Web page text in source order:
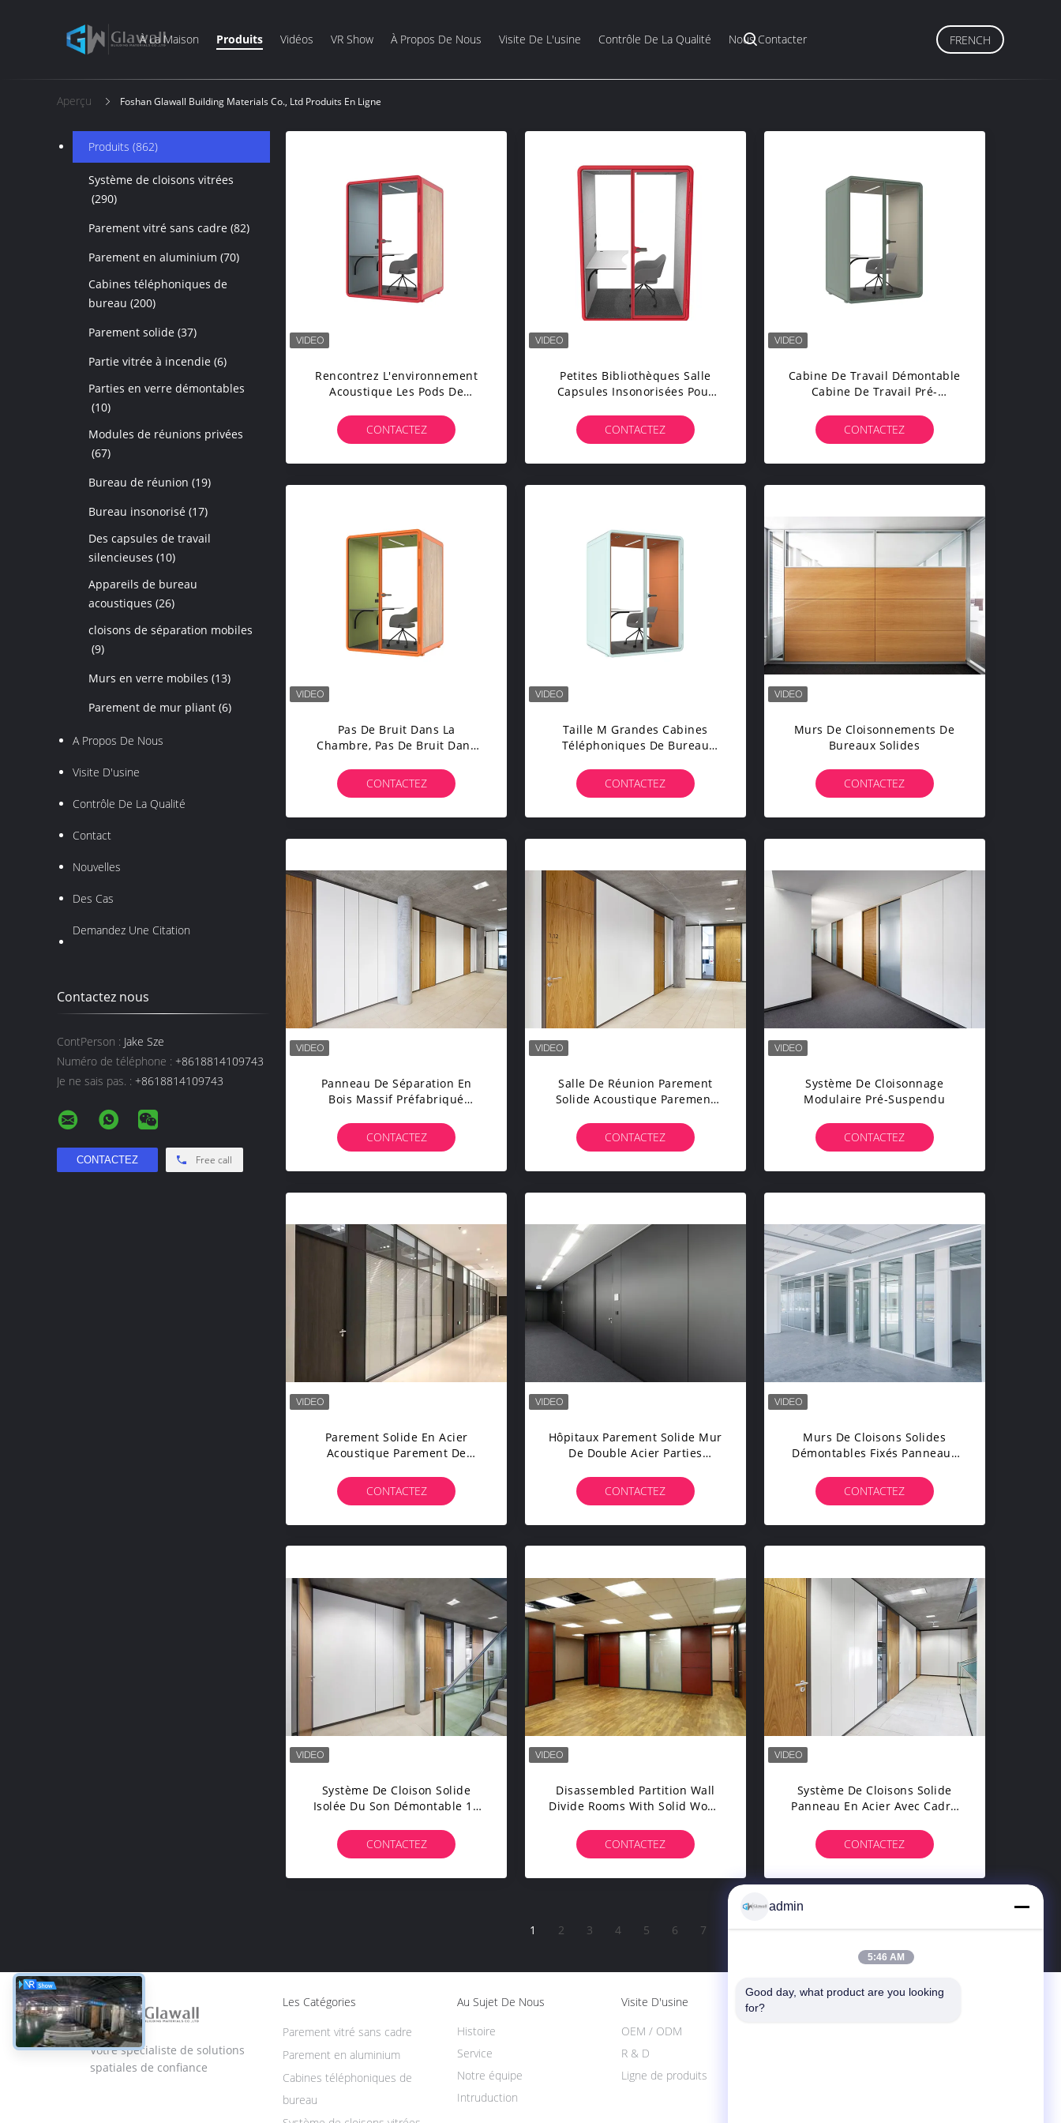
À La Maison Produits Vidéos VR Show À Propos De Nous Visite De L'usine Contrôle De La Qualité Nous Contacter FRENCH
Aperçu Foshan Glawall Building Materials Co., Ltd Produits En Ligne
Produits (862)
Système de cloisons vitrées
(290)
Parement vitré sans cadre (82)
Parement en aluminium (70)
Cabines téléphoniques de
bureau (200)
Parement solide (37)
Partie vitrée à incendie (6)
Parties en verre démontables
(10)
Modules de réunions privées
(67)
Bureau de réunion (19)
Bureau insonorisé (17)
Des capsules de travail
silencieuses (10)
Appareils de bureau
acoustiques (26)
cloisons de séparation mobiles
(9)
Murs en verre mobiles (13)
Parement de mur pliant (6)
A Propos De Nous
Visite D'usine
Contrôle De La Qualité
Contact
Nouvelles
Des Cas
Demandez Une Citation
Contactez nous
ContPerson : Jake Sze
Numéro de téléphone : +8618814109743
Je ne sais pas. : +8618814109743
Free call
Rencontrez L'environnement
Acoustique Les Pods De
Personnes Salle Insonorisée
CONTACTEZ
Petites Bibliothèques Salle
Capsules Insonorisées Pour
Aluminium Cabines
Téléphoniques Panneau En
CONTACTEZ
Cabine De Travail Démontable
Cabine De Travail Pré-
Pour Cabine De 1-2 Personnes
CONTACTEZ
Pas De Bruit Dans La
Chambre, Pas De Bruit Dans
La Cabine, Pas De Bruit Dans
La Cabine, Pas De Bruit Dans
La Cabine.
CONTACTEZ
Taille M Grandes Cabines
Téléphoniques De Bureau
Support De Bureau Installez
De L'air Conditionné Pour Le
CONTACTEZ
Murs De Cloisonnements De
Bureaux Solides
CONTACTEZ
Panneau De Séparation En
Bois Massif Préfabriqué
Séparation De Bureau 108 Mm
CONTACTEZ
Salle De Réunion Parement
Solide Acoustique Parement
CONTACTEZ
Système De Cloisonnage
Modulaire Pré-Suspendu
CONTACTEZ
Parement Solide En Acier
Acoustique Parement De
Démontable
CONTACTEZ
Hôpitaux Parement Solide Mur
De Double Acier Parties
Pour Les Bureaux
CONTACTEZ
Murs De Cloisons Solides
Démontables Fixés Panneaux
Préfabriqués Pour Bureaux
CONTACTEZ
Système De Cloison Solide
Isolée Du Son Démontable 18
Bois
CONTACTEZ
Disassembled Partition Wall
Divide Rooms With Solid Wood
And Obstructing The Rooms
CONTACTEZ
Système De Cloisons Solide
Panneau En Acier Avec Cadre
Bureau Solides Durables Pour
Une Utilisation Durable
CONTACTEZ
1 2 3 4 5 6 7 8 >
Votre spécialiste de solutions
spatiales de confiance
Les Catégories
Parement vitré sans cadre
Parement en aluminium
Cabines téléphoniques de
bureau
Au Sujet De Nous
Intruduction
Histoire
Service
Notre équipe
Visite D'usine
Ligne de produits
OEM / ODM
R & D
Contactez-Nous
admin
5:46 AM
Good day, what product are you looking
for?